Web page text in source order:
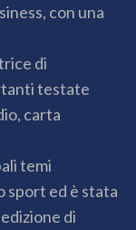
con una
di
testate
carta
temi
sport ed è stata
di